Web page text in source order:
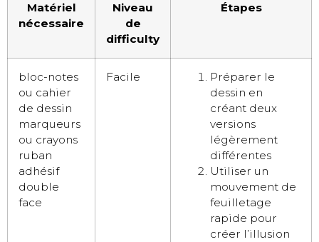
Matériel
nécessaire
Niveau
de
difficulty
Étapes
bloc-notes
ou cahier
de dessin
marqueurs
ou crayons
ruban
adhésif
double
face
Facile
Préparer le
dessin en
créant deux
versions
légèrement
différentes
Utiliser un
mouvement de
feuilletage
rapide pour
créer l’illusion